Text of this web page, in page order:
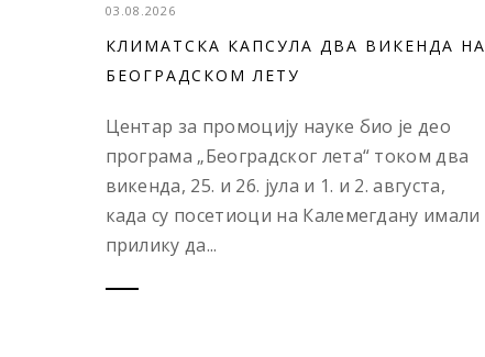
03.08.2026
КЛИМАТСКА КАПСУЛА ДВА ВИКЕНДА НА
БЕОГРАДСКОМ ЛЕТУ
Центар за промоцију науке био је део
програма „Београдског лета“ током два
викенда, 25. и 26. јула и 1. и 2. августа,
када су посетиоци на Калемегдану имали
прилику да...